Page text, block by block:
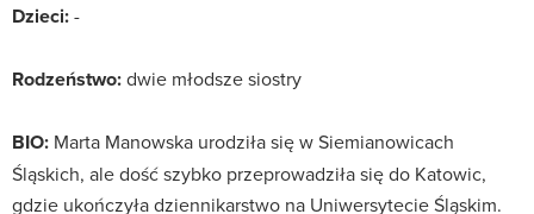
Dzieci:-
Rodzeństwo:dwie młodsze siostry
BIO: Marta Manowska urodziła się w Siemianowicach
Śląskich, ale dość szybko przeprowadziła się do Katowic,
gdzie ukończyła dziennikarstwo na Uniwersytecie Śląskim.